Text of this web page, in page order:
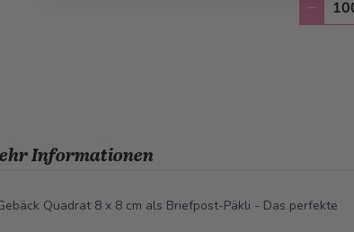
Quadrat 8 x 8 cm als Briefpost-Päkli - Das perfekte
Informationen